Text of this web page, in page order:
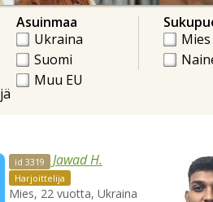
Asuinmaa
Ukraina
Suomi
Muu EU
Mies
id 3319 Jawad H.
Harjoittelija
Mies, 22 vuotta, Ukraina